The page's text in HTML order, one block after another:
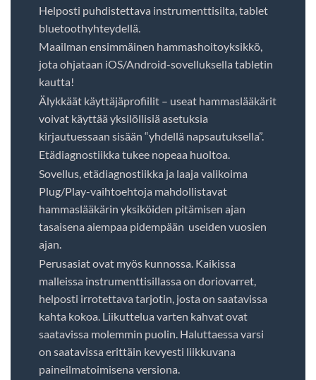
Helposti puhdistettava instrumenttisilta, tablet
bluetoothyhteydellä.
Maailman ensimmäinen hammashoitoyksikkö,
jota ohjataan iOS/Android-sovelluksella tabletin
kautta!
Älykkäät käyttäjäprofiilit – useat hammaslääkärit
voivat käyttää yksilöllisiä asetuksia
kirjautuessaan sisään “yhdellä napsautuksella”.
Etädiagnostiikka tukee nopeaa huoltoa.
Sovellus, etädiagnostiikka ja laaja valikoima
Plug/Play-vaihtoehtoja mahdollistavat
hammaslääkärin yksiköiden pitämisen ajan
tasaisena aiempaa pidempään useiden vuosien
ajan.
Perusasiat ovat myös kunnossa. Kaikissa
malleissa instrumenttisillassa on doriovarret,
helposti irrotettava tarjotin, josta on saatavissa
kahta kokoa. Liikuttelua varten kahvat ovat
saatavissa molemmin puolin. Haluttaessa varsi
on saatavissa erittäin kevyesti liikkuvana
paineilmatoimisena versiona.